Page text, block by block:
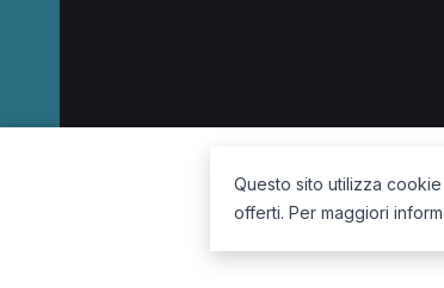
Questo sito utilizza
offerti. Per maggiori